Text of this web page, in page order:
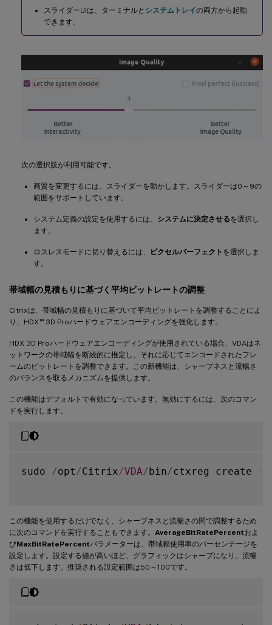
スライダーUIは、ターミナルと システムトレイの両方から起動
できます。
次の選択肢が利用可能です。
画質を変更するには、スライダーを動かします。スライダーは0～9の
範囲をサポートしています。
システム定義の設定を使用するには、 システムに決定させるを選択し
ます。
ロスレスモードに切り替えるには、 ピクセルパーフェクト を選択しま
す。
帯域幅の見積もりに基づく平均ビットレートの調整
Citrixは、帯域幅の見積もりに基づいて平均ビットレートを調整することによ
り、HDX ™3D Proハードウェアエンコーディングを強化します。
HDX 3D Proハードウェアエンコーディングが使用されている場合、VDAはネ
ットワークの帯域幅を断続的に推定し、それに応じてエンコードされたフレ
ームのビットレートを調整できます。この新機能は、シャープネスと流暢さ
のバランスを取るメカニズムを提供します。
この機能はデフォルトで有効になっています。無効にするには、次のコマン
ドを実行します。
sudo /opt /Citrix/VDA/bin/ctxreg create -
この機能を使用するだけでなく、シャープネスと流暢さの間で調整するため
に次のコマンドを実行することもできます。 AverageBitRatePercentおよ
びMaxBitRatePercentパラメーターは、帯域幅使用率のパーセンテージを
設定します。設定する値が高いほど、グラフィックはシャープになり、流暢
さは低下します。推奨される設定範囲は50～100です。